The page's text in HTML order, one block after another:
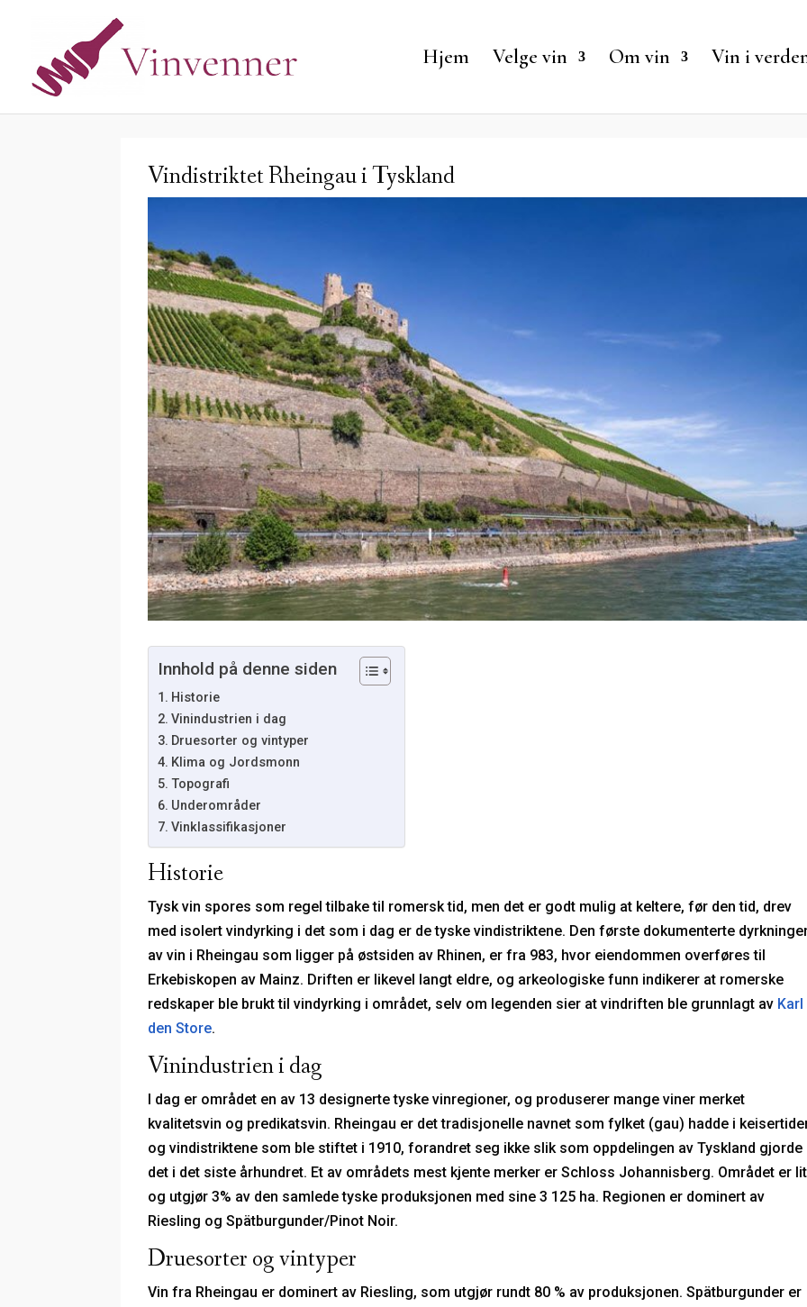
Hjem Velge vin Om vin Vin i
Vindistriktet Rheingau i Tyskland
Innhold på denne siden
Historie
Vinindustrien i dag
Druesorter og vintyper
Klima og Jordsmonn
Topografi
Underområder
Vinklassifikasjoner
Historie
Tysk vin spores som regel tilbake til romersk tid, men det er godt mulig at keltere, før den tid, drev
med isolert vindyrking i det som i dag er de tyske vindistriktene. Den første dokumenterte
av vin i Rheingau som ligger på østsiden av Rhinen, er fra 983, hvor eiendommen overføres til
Erkebiskopen av Mainz. Driften er likevel langt eldre, og arkeologiske funn indikerer at romerske
redskaper ble brukt til vindyrking i området, selv om legenden sier at vindriften ble grunnlagt av Karl
den Store.
Vinindustrien i dag
I dag er området en av 13 designerte tyske vinregioner, og produserer mange viner merket
kvalitetsvin og predikatsvin. Rheingau er det tradisjonelle navnet som fylket (gau) hadde i
og vindistriktene som ble stiftet i 1910, forandret seg ikke slik som oppdelingen av Tyskland gjorde
det i det siste århundret. Et av områdets mest kjente merker er Schloss Johannisberg. Området er
og utgjør 3% av den samlede tyske produksjonen med sine 3 125 ha. Regionen er dominert av
Riesling og Spätburgunder/Pinot Noir.
Druesorter og vintyper
Vin fra Rheingau er dominert av Riesling, som utgjør rundt 80 % av produksjonen. Spätburgunder er